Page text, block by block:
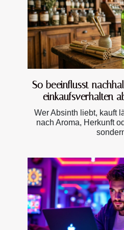
So beeinflusst
einkaufsverhalten
Wer Absinth liebt, kauft
nach Aroma, Herkunft